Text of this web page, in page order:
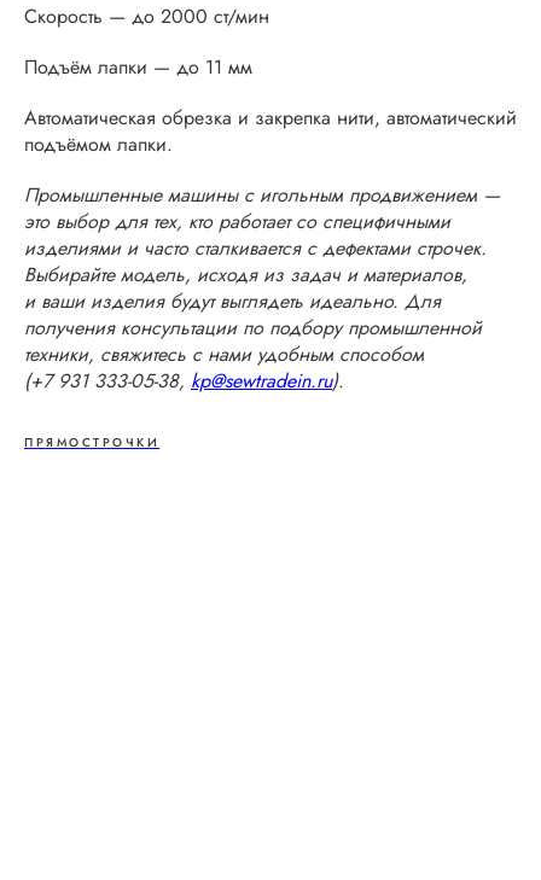
Скорость — до 2000 ст/мин
Подъём лапки — до 11 мм
Автоматическая обрезка и закрепка нити, автоматический
подъёмом лапки.
Промышленные машины с игольным продвижением —
это выбор для тех, кто работает со специфичными
изделиями и часто сталкивается с дефектами строчек.
Выбирайте модель, исходя из задач и материалов,
и ваши изделия будут выглядеть идеально. Для
получения консультации по подбору промышленной
техники, свяжитесь с нами удобным способом
(+7 931 333-05-38, kp@sewtradein.ru).
ПРЯМОСТРОЧКИ